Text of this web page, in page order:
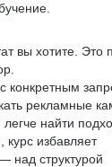
вы хотите. Это
конкретным
рекламные
легче найти
избавляет
над структурой